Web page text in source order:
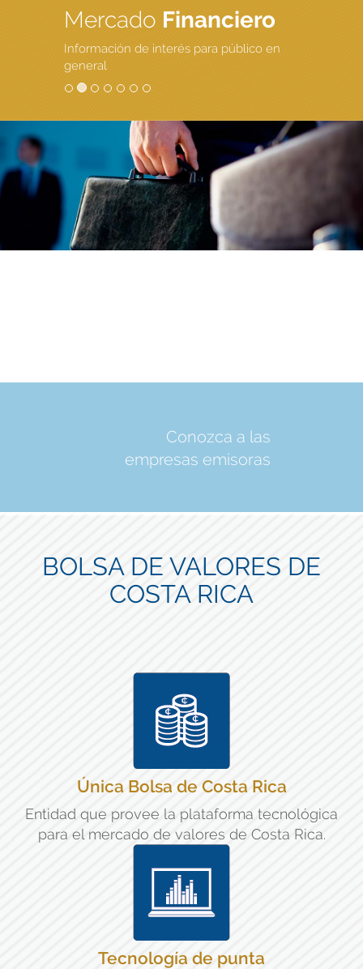
Mercado Financiero
Información de interés para público en
general
Conozca a las
empresas emisoras
BOLSA DE VALORES DE
COSTA RICA
Única Bolsa de Costa Rica
Entidad que provee la plataforma tecnológica
para el mercado de valores de Costa Rica.
Tecnología de punta